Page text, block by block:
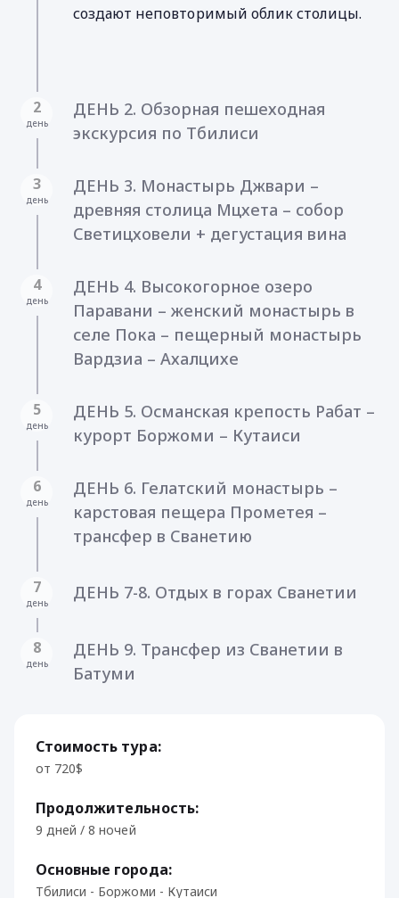
создают неповторимый облик столицы.
2
день
ДЕНЬ 2. Обзорная пешеходная
экскурсия по Тбилиси
3
день
ДЕНЬ 3. Монастырь Джвари –
древняя столица Мцхета – собор
Светицховели + дегустация вина
4
день
ДЕНЬ 4. Высокогорное озеро
Паравани – женский монастырь в
селе Пока – пещерный монастырь
Вардзиа – Ахалцихе
5
день
ДЕНЬ 5. Османская крепость Рабат –
курорт Боржоми – Кутаиси
6
день
ДЕНЬ 6. Гелатский монастырь –
карстовая пещера Прометея –
трансфер в Сванетию
7
день ДЕНЬ 7-8. Отдых в горах Сванетии
8
день
ДЕНЬ 9. Трансфер из Сванетии в
Батуми
Стоимость тура:
от 720$
Продолжительность:
9 дней / 8 ночей
Основные города:
Тбилиси - Боржоми - Кутаиси